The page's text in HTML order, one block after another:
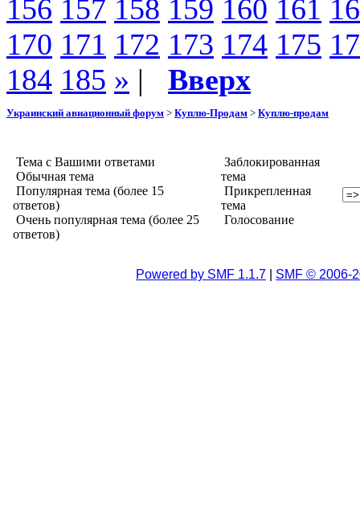
156 157 158 159 160 161
170 171 172 173 174 175
184 185 » | Вверх
Украинский авиационный форум > Куплю-Продам > Куплю-продам
Тема с Вашими ответами
Обычная тема
Популярная тема (более 15
ответов)
Очень популярная тема (более 25
ответов)
Заблокированная
тема
Прикрепленная
тема
Голосование
Powered by SMF 1.1.7 SMF © 2006-